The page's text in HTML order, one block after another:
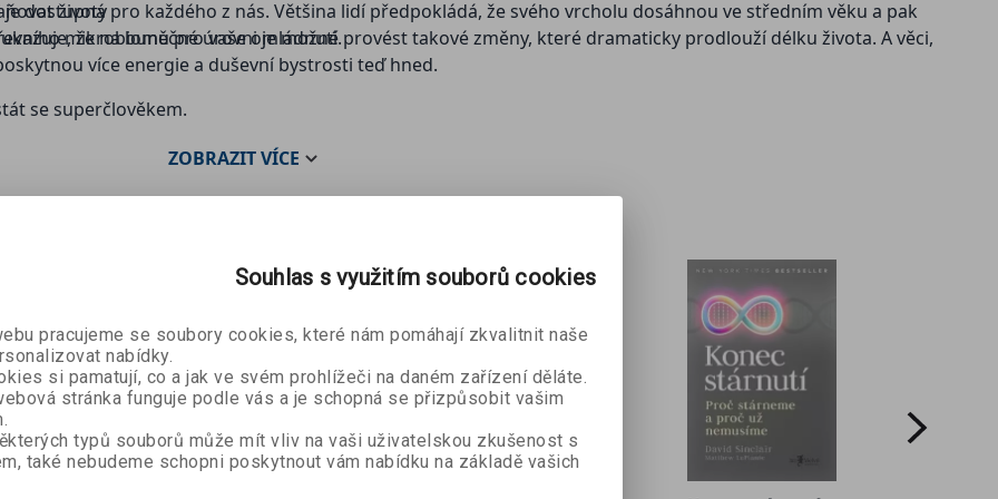
životy
mikrobiomu pro vaše omládnutí.
dostupná pro každého z nás. Většina lidí předpokládá, že svého vrcholu dosáhnou ve středním věku a pak
že na buněčné úrovni je možné provést takové změny, které dramaticky prodlouží délku života. A věci,
více energie a duševní bystrosti teď hned.
se superčlověkem.
ZOBRAZITVÍCE
Souhlas s využitím souborů cookies
pracujeme se soubory cookies, které nám pomáhají zkvalitnit naše
nabídky.
si pamatují, co a jak ve svém prohlížeči na daném zařízení děláte.
stránka funguje podle vás a je schopná se přizpůsobit vašim
typů souborů může mít vliv na vaši uživatelskou zkušenost s
také nebudeme schopni poskytnout vám nabídku na základě vašich